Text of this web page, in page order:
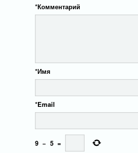
Комментарий
*
Имя
*
Email
*
9 − 5 =